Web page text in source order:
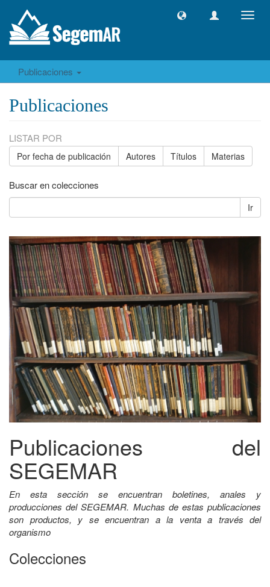
Publicaciones
Publicaciones
LISTAR POR
Por fecha de publicación Autores Títulos Materias
Buscar en colecciones
Ir
Publicaciones del
SEGEMAR
En esta sección se encuentran boletines, anales y
producciones del SEGEMAR. Muchas de estas publicaciones
son productos, y se encuentran a la venta a través del
organismo
Colecciones